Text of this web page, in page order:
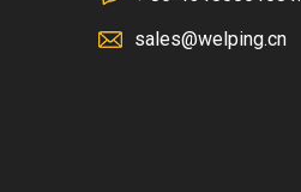
sales@welping.cn